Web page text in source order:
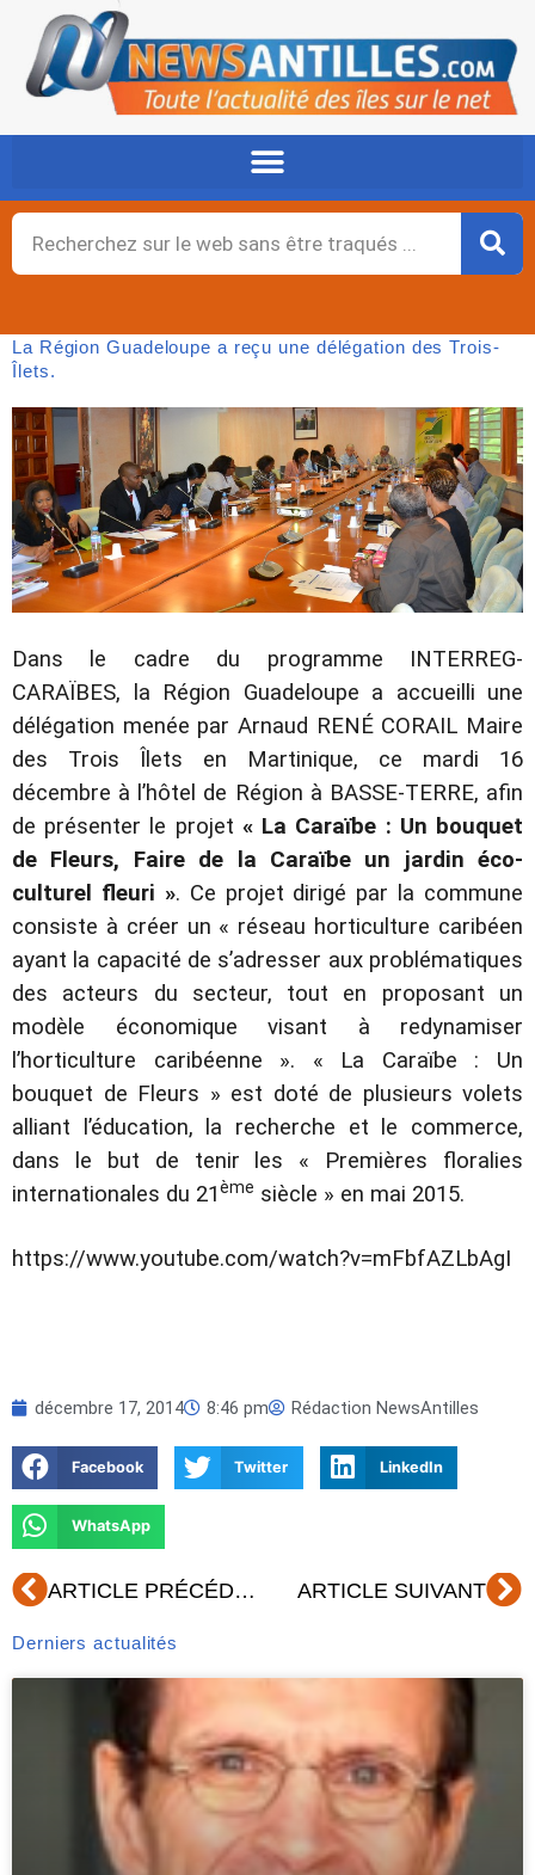
contenu
Rechercher
La Région Guadeloupe a reçu une délégation des Trois-
Îlets.
Dans le cadre du programme INTERREG-
CARAÏBES, la Région Guadeloupe a accueilli une
délégation menée par Arnaud RENÉ CORAIL Maire
des Trois Îlets en Martinique, ce mardi 16
décembre à l’hôtel de Région à BASSE-TERRE, afin
de présenter le projet « La Caraïbe : Un bouquet
de Fleurs, Faire de la Caraïbe un jardin éco-
culturel fleuri ». Ce projet dirigé par la commune
consiste à créer un « réseau horticulture caribéen
ayant la capacité de s’adresser aux problématiques
des acteurs du secteur, tout en proposant un
modèle économique visant à redynamiser
l’horticulture caribéenne ». « La Caraïbe : Un
bouquet de Fleurs » est doté de plusieurs volets
alliant l’éducation, la recherche et le commerce,
dans le but de tenir les « Premières floralies
internationales du 21ème siècle » en mai 2015.
https://www.youtube.com/watch?v=mFbfAZLbAgI
décembre 17, 2014 8:46 pm Rédaction NewsAntilles
Facebook Twitter LinkedIn
WhatsApp
Précédent ARTICLE PRÉCÉDENT ARTICLE SUIVANT
Derniers actualités